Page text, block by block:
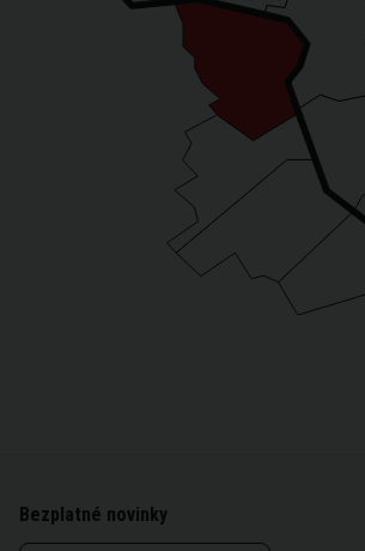
Bezplatné novinky